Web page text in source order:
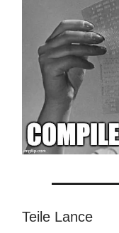
Teile Lance